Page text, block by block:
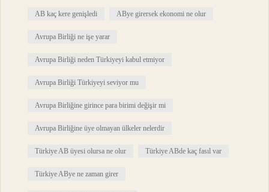
AB kaç kere genişledi ABye girersek ekonomi ne olur
Avrupa Birliği ne işe yarar
Avrupa Birliği neden Türkiyeyi kabul etmiyor
Avrupa Birliği Türkiyeyi seviyor mu
Avrupa Birliğine girince para birimi değişir mi
Avrupa Birliğine üye olmayan ülkeler nelerdir
Türkiye AB üyesi olursa ne olur Türkiye ABde kaç fasıl var
Türkiye ABye ne zaman girer